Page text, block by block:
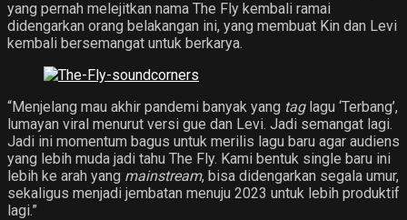
yang pernah melejitkan nama The Fly kembali ramai
didengarkan orang belakangan ini, yang membuat Kin dan Levi
kembali bersemangat untuk berkarya.
“Menjelang mau akhir pandemi banyak yang taglagu ‘Terbang’,
lumayan viral menurut versi gue dan Levi. Jadi semangat lagi.
Jadi ini momentum bagus untuk merilis lagu baru agar audiens
yang lebih muda jadi tahu The Fly. Kami bentuk single baru ini
lebih ke arah yang mainstream, bisa didengarkan segala umur,
sekaligus menjadi jembatan menuju 2023 untuk lebih produktif
lagi.”